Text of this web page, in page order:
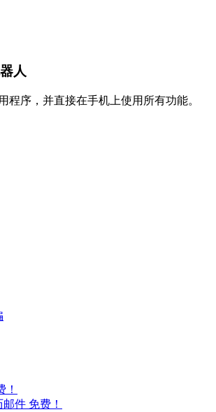
人
程序，并直接在手机上使用所有功能。
！
件 免费！